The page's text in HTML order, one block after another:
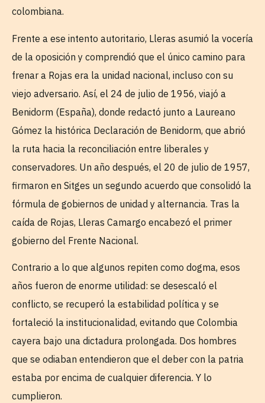
colombiana.
Frente a ese intento autoritario, Lleras asumió la vocería
de la oposición y comprendió que el único camino para
frenar a Rojas era la unidad nacional, incluso con su
viejo adversario. Así, el 24 de julio de 1956, viajó a
Benidorm (España), donde redactó junto a Laureano
Gómez la histórica Declaración de Benidorm, que abrió
la ruta hacia la reconciliación entre liberales y
conservadores. Un año después, el 20 de julio de 1957,
firmaron en Sitges un segundo acuerdo que consolidó la
fórmula de gobiernos de unidad y alternancia. Tras la
caída de Rojas, Lleras Camargo encabezó el primer
gobierno del Frente Nacional.
Contrario a lo que algunos repiten como dogma, esos
años fueron de enorme utilidad: se desescaló el
conflicto, se recuperó la estabilidad política y se
fortaleció la institucionalidad, evitando que Colombia
cayera bajo una dictadura prolongada. Dos hombres
que se odiaban entendieron que el deber con la patria
estaba por encima de cualquier diferencia. Y lo
cumplieron.